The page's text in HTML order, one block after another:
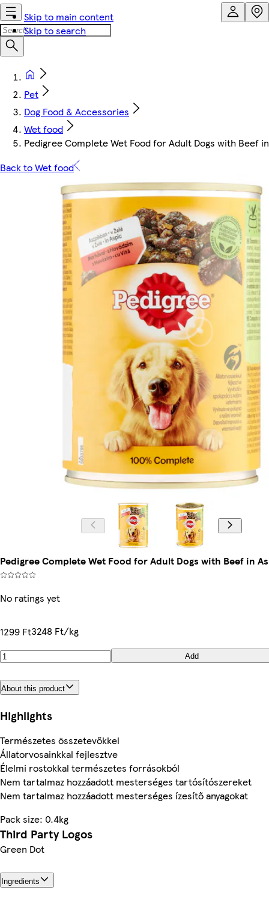
Skip to main content
Skip to search
Pet
Dog Food & Accessories
Wet food
Pedigree Complete Wet Food for Adult Dogs with Beef
Back to Wet food
Pedigree Complete Wet Food for Adult Dogs with Beef in
No ratings yet
1299 Ft3248 Ft/kg
Add
About this product
Highlights
Természetes összetevőkkel
Állatorvosainkkal fejlesztve
Élelmi rostokkal természetes forrásokból
Nem tartalmaz hozzáadott mesterséges tartósítószereket
Nem tartalmaz hozzáadott mesterséges ízesítő anyagokat
Pack size: 0.4kg
Third Party Logos
Green Dot
Ingredients